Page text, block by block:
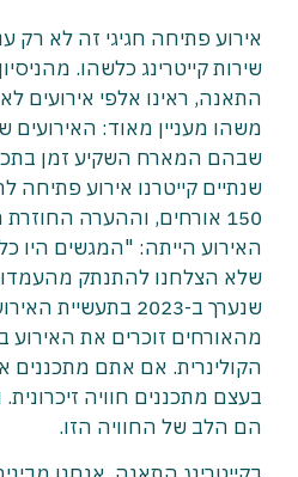
אירוע פתיחה חגיגי זה לא רק
שירות קייטרינג כלשהו.
התאנה, ראינו אלפי אירועים
משהו מעניין מאוד: האירועים
שבהם המארח השקיע זמן
שנתיים קייטרנו אירוע
150 אורחים, וההערה
האירוע הייתה: "המגשים היו
שלא הצלחנו להתנתק
מהאורחים זוכרים את האירוע
הקולינרית. אם אתם מתכננים
בעצם מתכננים חוויה
הם הלב של החוויה הזו.